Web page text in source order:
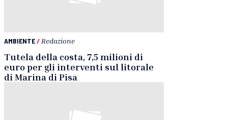
AMBIENTE/ Redazione
Tutela della costa, 7,5 milioni di
euro per gli interventi sul litorale
di Marina di Pisa